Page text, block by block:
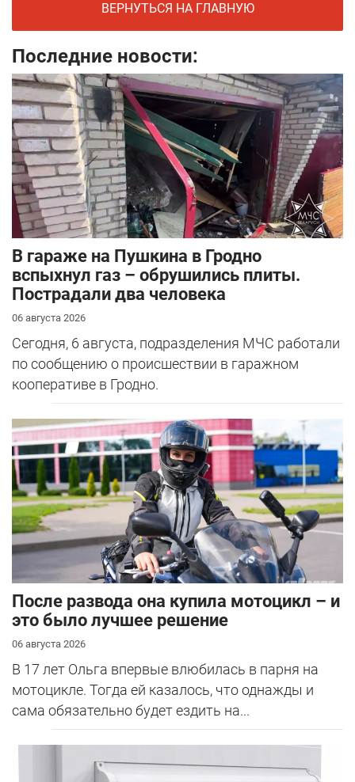
ВЕРНУТЬСЯ НА ГЛАВНУЮ
Последние новости:
В гараже на Пушкина в Гродно
вспыхнул газ – обрушились плиты.
Пострадали два человека
06 августа 2026
Сегодня, 6 августа, подразделения МЧС работали
по сообщению о происшествии в гаражном
кооперативе в Гродно.
После развода она купила мотоцикл – и
это было лучшее решение
06 августа 2026
В 17 лет Ольга впервые влюбилась в парня на
мотоцикле. Тогда ей казалось, что однажды и
сама обязательно будет ездить на...